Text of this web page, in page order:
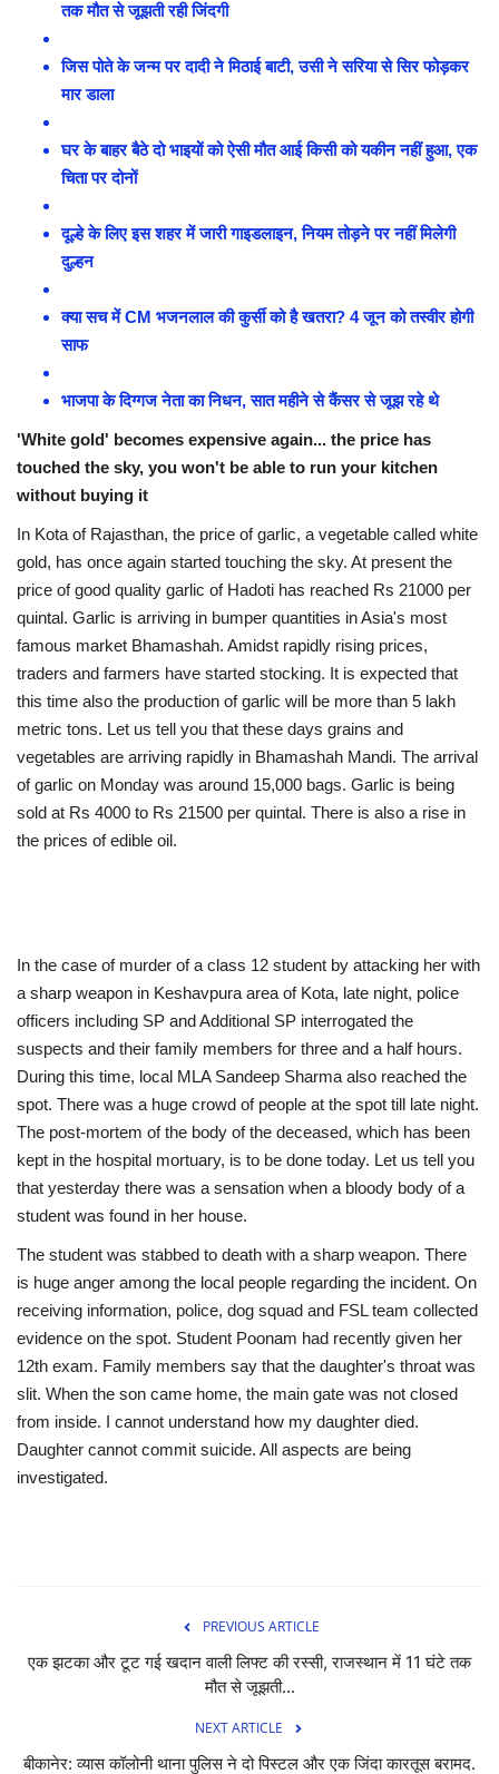
तक मौत से जूझती रही जिंदगी
जिस पोते के जन्म पर दादी ने मिठाई बाटी, उसी ने सरिया से सिर फोड़कर
मार डाला
घर के बाहर बैठे दो भाइयों को ऐसी मौत आई किसी को यकीन नहीं हुआ, एक
चिता पर दोनों
दूल्हे के लिए इस शहर में जारी गाइडलाइन, नियम तोड़ने पर नहीं मिलेगी
दुल्हन
क्या सच में CM भजनलाल की कुर्सी को है खतरा? 4 जून को तस्वीर होगी
साफ
भाजपा के दिग्गज नेता का निधन, सात महीने से कैंसर से जूझ रहे थे
'White gold' becomes expensive again... the price has
touched the sky, you won't be able to run your kitchen
without buying it
In Kota of Rajasthan, the price of garlic, a vegetable called white
gold, has once again started touching the sky. At present the
price of good quality garlic of Hadoti has reached Rs 21000 per
quintal. Garlic is arriving in bumper quantities in Asia's most
famous market Bhamashah. Amidst rapidly rising prices,
traders and farmers have started stocking. It is expected that
this time also the production of garlic will be more than 5 lakh
metric tons. Let us tell you that these days grains and
vegetables are arriving rapidly in Bhamashah Mandi. The arrival
of garlic on Monday was around 15,000 bags. Garlic is being
sold at Rs 4000 to Rs 21500 per quintal. There is also a rise in
the prices of edible oil.
In the case of murder of a class 12 student by attacking her with
a sharp weapon in Keshavpura area of Kota, late night, police
officers including SP and Additional SP interrogated the
suspects and their family members for three and a half hours.
During this time, local MLA Sandeep Sharma also reached the
spot. There was a huge crowd of people at the spot till late night.
The post-mortem of the body of the deceased, which has been
kept in the hospital mortuary, is to be done today. Let us tell you
that yesterday there was a sensation when a bloody body of a
student was found in her house.
The student was stabbed to death with a sharp weapon. There
is huge anger among the local people regarding the incident. On
receiving information, police, dog squad and FSL team collected
evidence on the spot. Student Poonam had recently given her
12th exam. Family members say that the daughter's throat was
slit. When the son came home, the main gate was not closed
from inside. I cannot understand how my daughter died.
Daughter cannot commit suicide. All aspects are being
investigated.
PREVIOUS ARTICLE
एक झटका और टूट गई खदान वाली लिफ्ट की रस्सी, राजस्थान में 11 घंटे तक
मौत से जूझती...
NEXT ARTICLE
बीकानेर: व्यास कॉलोनी थाना पुलिस ने दो पिस्टल और एक जिंदा कारतूस बरामद.